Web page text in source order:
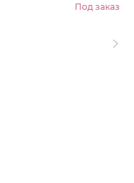
Под заказ